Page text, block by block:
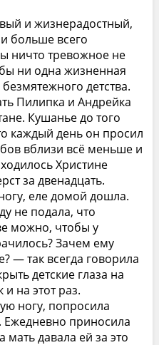
и жизнерадостный,
больше всего
ничто тревожное не
ни одна жизненная
детства.
Пилипка и Андрейка
Кушанье до того
каждый день он просил
вблизи всё меньше и
Христине
за двенадцать.
еле домой дошла.
не подала, что
можно, чтобы у
Зачем ему
— так всегда говорила
детские глаза на
на этот раз.
ногу, попросила
Ежедневно приносила
мать давала ей за это